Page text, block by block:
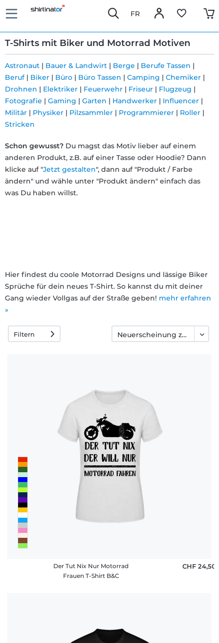
FR
T-Shirts mit Biker und Motorrad Motiven
Schnelle
Lieferung
30 Tage
Umtauschrecht
Rückgaberecht
Astronaut | Bauer & Landwirt | Berge | Berufe Tassen |
Beruf| Biker | Büro | Büro Tassen | Camping | Chemiker |
Drohnen | Elektriker | Feuerwehr | Friseur | Flugzeug |
Fotografie | Gaming | Garten | Handwerker | Influencer |
Militär | Physiker | Pilzsammler | Programmierer | Roller |
Stricken
Schon gewusst? Du magst das Motiv lieber auf einem
anderen Produkt, z.B. auf einer Tasse oder Hoodie? Dann
klicke auf "Jetzt gestalten", dann auf "Produkt / Farbe
ändern" und wähle unter "Produkt ändern" einfach das
was Du haben willst.
Hier findest du coole Motorrad Designs und lässige Biker
Sprüche für dein neues T-Shirt. So kannst du mit deiner
Gang wieder Vollgas auf der Straße geben! mehr erfahren
»
Filtern
Der Tut Nix Nur Motorrad
Frauen T-Shirt B&C
CHF 24,50